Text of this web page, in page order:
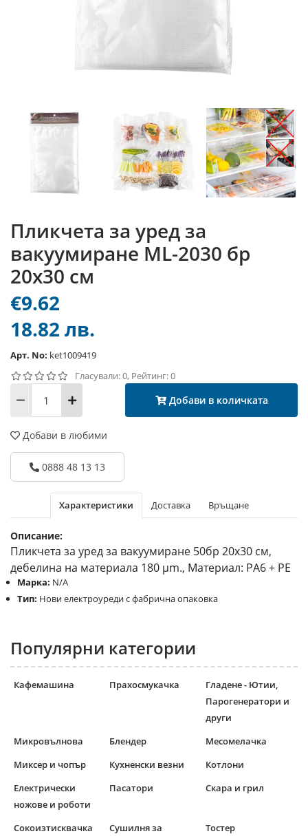
Пликчета за уред за
вакуумиране ML-2030 бр
20х30 см
€9.62
18.82 лв.
Арт. No: ket1009419
Гласували: 0, Рейтинг: 0
Добави в количката
Добави в любими
0888 48 13 13
Характеристики Доставка Връщане
Описание:
Пликчета за уред за вакуумиране 50бр 20х30 см,
дебелина на материала 180 µm., Материал: PA6 + PE
Марка: N/A
Тип: Нови електроуреди с фабрична опаковка
Популярни категории
Кафемашина Прахосмукачка
Гладене - Ютии,
Парогенератори и
други
Микровълнова
Блендер
Месомелачка
Миксер и чопър
Кухненски везни
Котлони
Електрически
ножове и роботи
Пасатори Скара и грил
Сокоизтисквачка
Сушилня за
Тостер